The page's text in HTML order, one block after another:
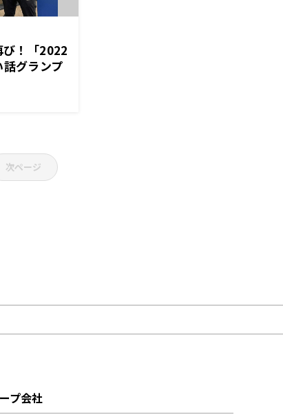
！「2022
グランプ
次ページ
プ会社